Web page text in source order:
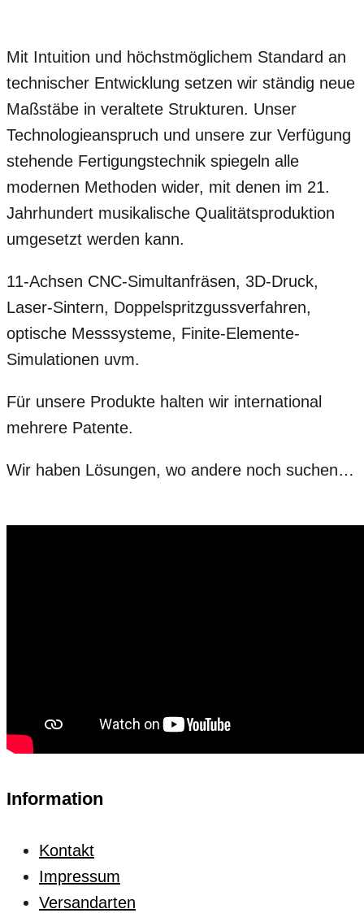
Mit Intuition und höchstmöglichem Standard an
technischer Entwicklung setzen wir ständig neue
Maßstäbe in veraltete Strukturen. Unser
Technologieanspruch und unsere zur Verfügung
stehende Fertigungstechnik spiegeln alle
modernen Methoden wider, mit denen im 21.
Jahrhundert musikalische Qualitätsproduktion
umgesetzt werden kann.
11-Achsen CNC-Simultanfräsen, 3D-Druck,
Laser-Sintern, Doppelspritzgussverfahren,
optische Messsysteme, Finite-Elemente-
Simulationen uvm.
Für unsere Produkte halten wir international
mehrere Patente.
Wir haben Lösungen, wo andere noch suchen…
Information
Kontakt
Impressum
Versandarten